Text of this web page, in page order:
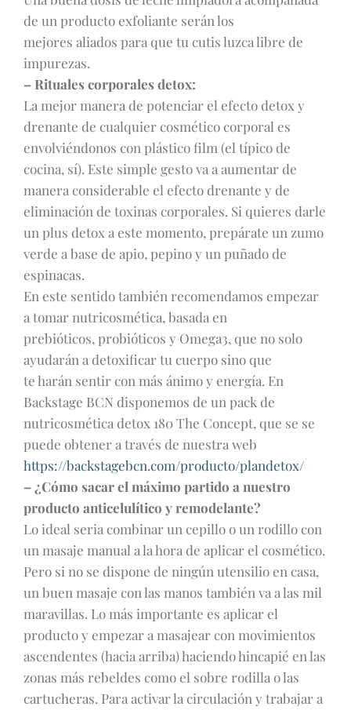
de un producto exfoliante serán los
mejores aliados para que tu cutis luzca libre de
impurezas.
– Rituales corporales detox:
La mejor manera de potenciar el efecto detox y
drenante de cualquier cosmético corporal es
envolviéndonos con plástico film (el típico de
cocina, sí). Este simple gesto va a aumentar de
manera considerable el efecto drenante y de
eliminación de toxinas corporales. Si quieres darle
un plus detox a este momento, prepárate un zumo
verde a base de apio, pepino y un puñado de
espinacas.
En este sentido también recomendamos empezar
a tomar nutricosmética, basada en
prebióticos, probióticos y Omega3, que no solo
ayudarán a detoxificar tu cuerpo sino que
te harán sentir con más ánimo y energía. En
Backstage BCN disponemos de un pack de
nutricosmética detox 180 The Concept, que se se
puede obtener a través de nuestra web
https://backstagebcn.com/producto/plandetox/
– ¿Cómo sacar el máximo partido a nuestro
producto anticelulítico y remodelante?
Lo ideal seria combinar un cepillo o un rodillo con
un masaje manual a la hora de aplicar el cosmético.
Pero si no se dispone de ningún utensilio en casa,
un buen masaje con las manos también va a las mil
maravillas. Lo más importante es aplicar el
producto y empezar a masajear con movimientos
ascendentes (hacia arriba) haciendo hincapié en las
zonas más rebeldes como el sobre rodilla o las
cartucheras. Para activar la circulación y trabajar a